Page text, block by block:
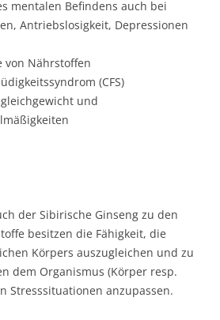
mentalen Befindens auch bei
Antriebslosigkeit, Depressionen
von Nährstoffen
(CFS)
und
der Sibirische Ginseng zu den
besitzen die Fähigkeit, die
Körpers auszugleichen und zu
dem Organismus (Körper resp.
Stresssituationen anzupassen.